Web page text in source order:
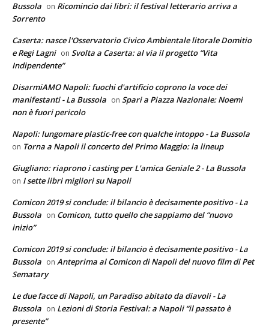
Bussola on Ricomincio dai libri: il festival letterario arriva a
Sorrento
Caserta: nasce l'Osservatorio Civico Ambientale litorale Domitio
e Regi Lagni on Svolta a Caserta: al via il progetto “Vita
Indipendente”
DisarmiAMO Napoli: fuochi d'artificio coprono la voce dei
manifestanti - La Bussola on Spari a Piazza Nazionale: Noemi
non è fuori pericolo
Napoli: lungomare plastic-free con qualche intoppo - La Bussola
on Torna a Napoli il concerto del Primo Maggio: la lineup
Giugliano: riaprono i casting per L'amica Geniale 2 - La Bussola
on I sette libri migliori su Napoli
Comicon 2019 si conclude: il bilancio è decisamente positivo - La
Bussola on Comicon, tutto quello che sappiamo del “nuovo
inizio”
Comicon 2019 si conclude: il bilancio è decisamente positivo - La
Bussola on Anteprima al Comicon di Napoli del nuovo film di Pet
Sematary
Le due facce di Napoli, un Paradiso abitato da diavoli - La
Bussola on Lezioni di Storia Festival: a Napoli “il passato è
presente”